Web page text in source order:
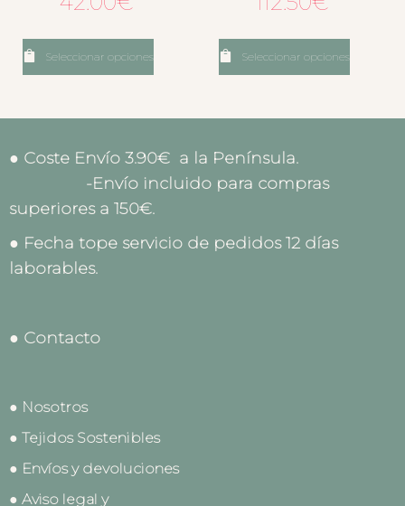
Seleccionar opciones Seleccionar opciones
● Coste Envío 3.90€ a la Península.
-Envío incluido para compras
superiores a 150€.
● Fecha tope servicio de pedidos 12 días
laborables.
● Contacto
● Nosotros
● Tejidos Sostenibles
● Envíos y devoluciones
● Aviso legal y